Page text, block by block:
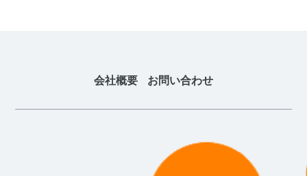
会社概要 お問い合わせ